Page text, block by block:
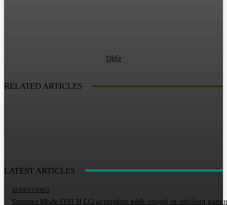
Dlife
RELATED ARTICLES
LATEST ARTICLES
AUDIO/VIDEO
Summer Mode ON! Η LG μετατρέπει κάθε στιγμή σε απόλυτη